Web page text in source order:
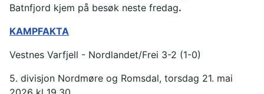
Batnfjord kjem på besøk neste fredag.
KAMPFAKTA
Vestnes Varfjell - Nordlandet/Frei 3-2 (1-0)
5. divisjon Nordmøre og Romsdal, torsdag 21. mai